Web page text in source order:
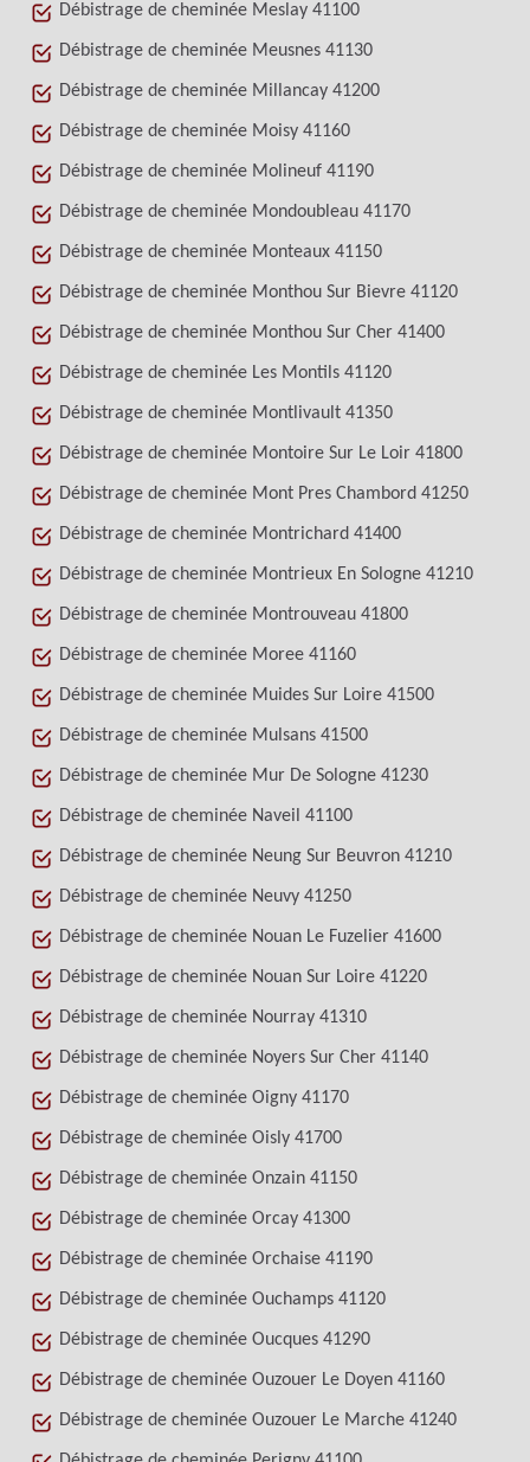
Débistrage de cheminée Meslay 41100
Débistrage de cheminée Meusnes 41130
Débistrage de cheminée Millancay 41200
Débistrage de cheminée Moisy 41160
Débistrage de cheminée Molineuf 41190
Débistrage de cheminée Mondoubleau 41170
Débistrage de cheminée Monteaux 41150
Débistrage de cheminée Monthou Sur Bievre 41120
Débistrage de cheminée Monthou Sur Cher 41400
Débistrage de cheminée Les Montils 41120
Débistrage de cheminée Montlivault 41350
Débistrage de cheminée Montoire Sur Le Loir 41800
Débistrage de cheminée Mont Pres Chambord 41250
Débistrage de cheminée Montrichard 41400
Débistrage de cheminée Montrieux En Sologne 41210
Débistrage de cheminée Montrouveau 41800
Débistrage de cheminée Moree 41160
Débistrage de cheminée Muides Sur Loire 41500
Débistrage de cheminée Mulsans 41500
Débistrage de cheminée Mur De Sologne 41230
Débistrage de cheminée Naveil 41100
Débistrage de cheminée Neung Sur Beuvron 41210
Débistrage de cheminée Neuvy 41250
Débistrage de cheminée Nouan Le Fuzelier 41600
Débistrage de cheminée Nouan Sur Loire 41220
Débistrage de cheminée Nourray 41310
Débistrage de cheminée Noyers Sur Cher 41140
Débistrage de cheminée Oigny 41170
Débistrage de cheminée Oisly 41700
Débistrage de cheminée Onzain 41150
Débistrage de cheminée Orcay 41300
Débistrage de cheminée Orchaise 41190
Débistrage de cheminée Ouchamps 41120
Débistrage de cheminée Oucques 41290
Débistrage de cheminée Ouzouer Le Doyen 41160
Débistrage de cheminée Ouzouer Le Marche 41240